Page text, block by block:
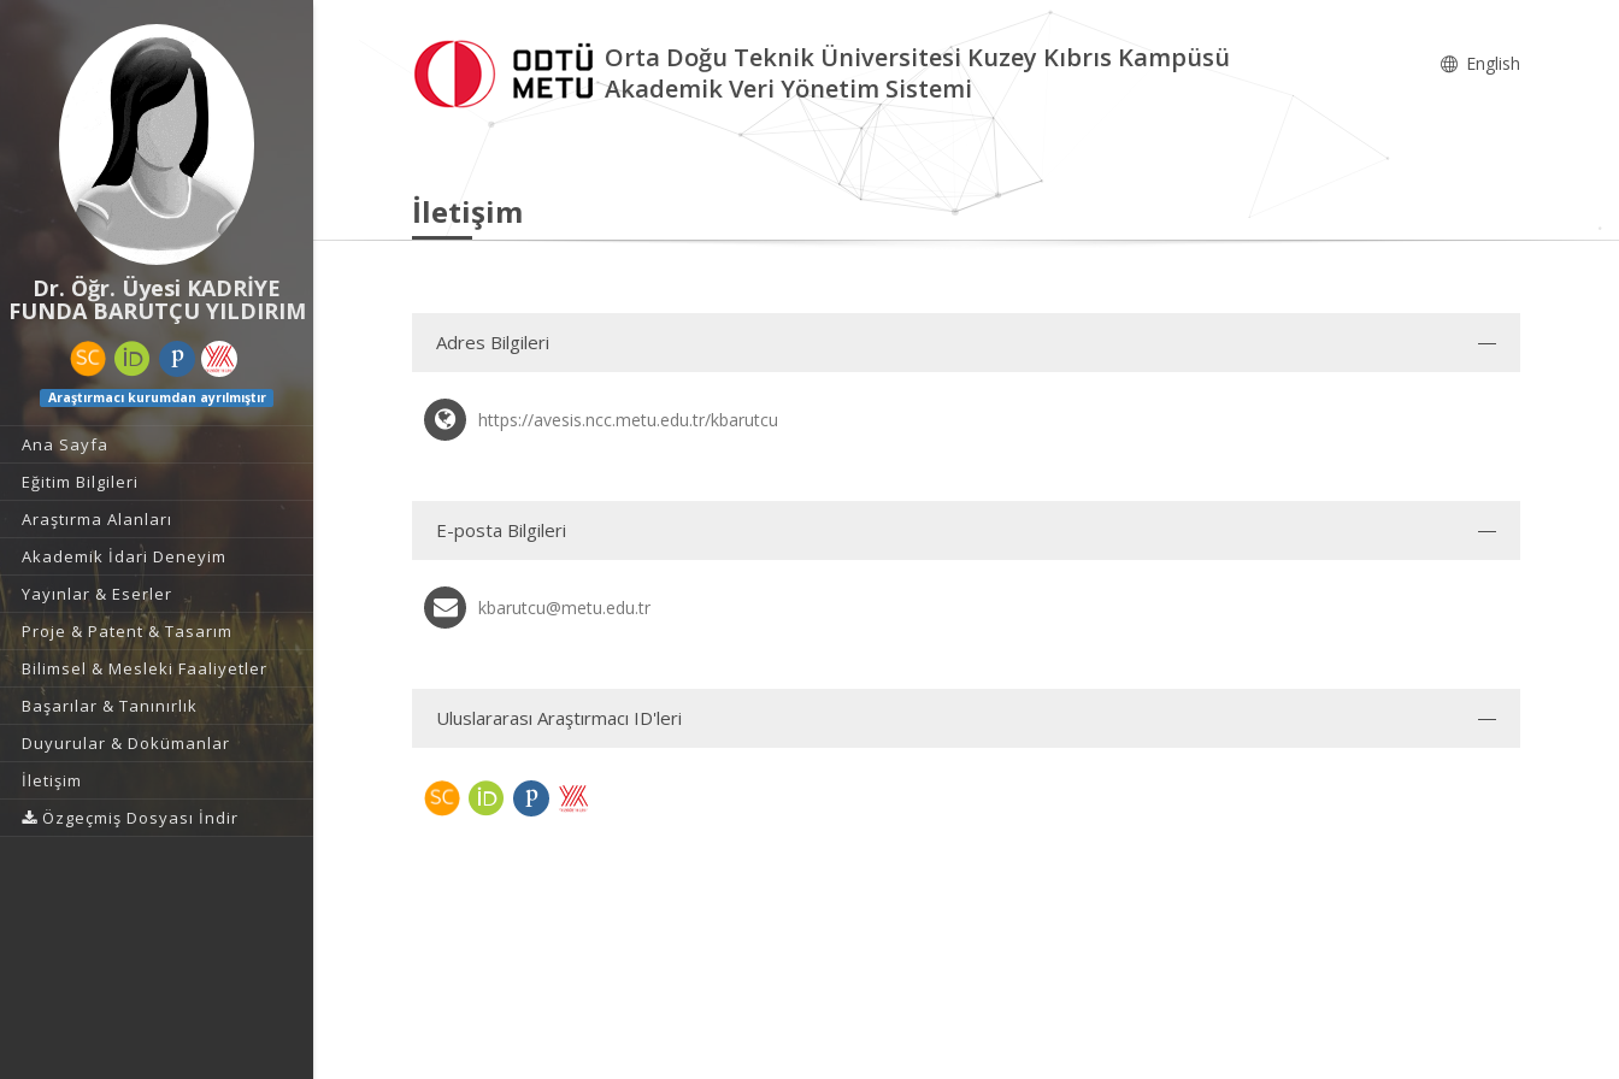
Dr. Öğr. Üyesi KADRİYE
FUNDA BARUTÇU YILDIRIM
Araştırmacı kurumdan ayrılmıştır
Ana Sayfa
Eğitim Bilgileri
Araştırma Alanları
Akademik İdari Deneyim
Yayınlar & Eserler
Proje & Patent & Tasarım
Bilimsel & Mesleki Faaliyetler
Başarılar & Tanınırlık
Duyurular & Dokümanlar
İletişim
Özgeçmiş Dosyası İndir
Orta Doğu Teknik Üniversitesi Kuzey Kıbrıs Kampüsü
Akademik Veri Yönetim Sistemi
English
İletişim
Adres Bilgileri
https://avesis.ncc.metu.edu.tr/kbarutcu
E-posta Bilgileri
kbarutcu@metu.edu.tr
Uluslararası Araştırmacı ID'leri